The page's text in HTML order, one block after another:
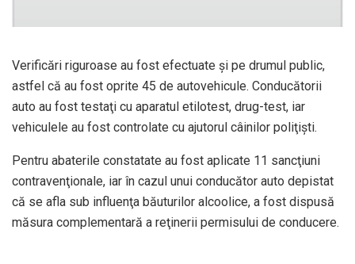
Verificări riguroase au fost efectuate şi pe drumul public,
astfel că au fost oprite 45 de autovehicule. Conducătorii
auto au fost testaţi cu aparatul etilotest, drug-test, iar
vehiculele au fost controlate cu ajutorul câinilor poliţişti.
Pentru abaterile constatate au fost aplicate 11 sancţiuni
contravenţionale, iar în cazul unui conducător auto depistat
că se afla sub influenţa băuturilor alcoolice, a fost dispusă
măsura complementară a reţinerii permisului de conducere.